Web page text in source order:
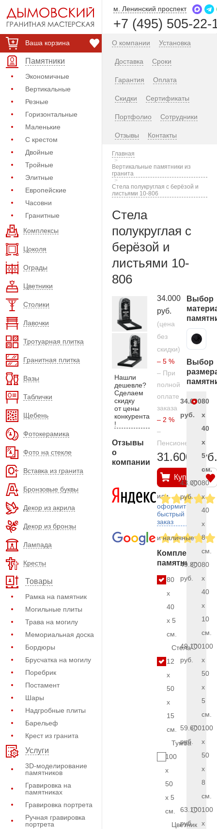
Ваша корзина
Памятники
Экономичные
Вертикальные
Резные
Горизонтальные
Маленькие
С крестом
Двойные
Тройные
Элитные
Европейские
Часовни
Гранитные
Комплексы
Цоколя
Ограды
Цветники
Столики
Лавочки
Тротуарная плитка
Гранитная плитка
Вазы
Таблички
Щебень
Фотокерамика
Фото на стекле
Вставка из гранита
Бронзовые буквы
Декор из акрила
Декор из бронзы
Лампада
Кресты
Товары
Рамка на памятник
Могильные плиты
Трава на могилу
Мемориальная доска
Бордюры
Брусчатка на могилу
Поребрик
Постамент
Шары
Надгробные плиты
Барельеф
Крест из гранита
Услуги
3D-моделирование
памятников
Гравировка на
памятниках
Гравировка портрета
Ручная гравировка
портрета
м. Ленинский проспект
+7 (495) 505-22-
О компании Установка
Доставка Сроки
Гарантия Оплата
Скидки Сертификаты
Портфолио Сотрудники
Отзывы Контакты
Главная
Вертикальные памятники из
гранита
Стела полукруглая с берёзой и
листьями 10-806
Стела
полукруглая с
берёзой и
листьями 10-
806
Нашли
дешевле?
Сделаем
скидку
от цены
конкурента
!
Отзывы
о
компании
34.000
руб.
(цена
без
скидки)
– 5 %
– При
полной
оплате
заказа
– 2 %
–
Пенсионерам
31.600 руб.
Купить
или
оформить
быстрый
заказ
и наличные
Комплект
памятника
80
x
40
x 5
см.
Стела
12
x
50
x
15
см.
Тумба
100
x
50
x 5
см.
Цветник
Выбор
Карельский гранит
Выбор
34.000
руб.
80
x
40
x
5
см.
43.000
руб.
80
x
40
x
8
см.
49.800
руб.
80
x
40
x
10
см.
49.100
руб.
100
x
50
x
5
см.
59.600
руб.
100
x
50
x
8
см.
63.100
руб.
100
x